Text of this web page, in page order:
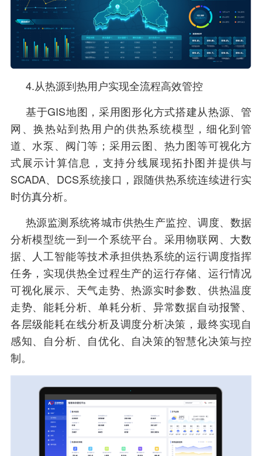
4.从热源到热用户实现全流程高效管控
基于GIS地图，采用图形化方式搭建从热源、管
网、换热站到热用户的供热系统模型，细化到管
道、水泵、阀门等；采用云图、热力图等可视化方
式展示计算信息，支持分线展现拓扑图并提供与
SCADA、DCS系统接口，跟随供热系统连续进行实
时仿真分析。
热源监测系统将城市供热生产监控、调度、数据
分析模型统一到一个系统平台。采用物联网、大数
据、人工智能等技术承担供热系统的运行调度指挥
任务，实现供热全过程生产的运行存储、运行情况
可视化展示、天气走势、热源实时参数、供热温度
走势、能耗分析、单耗分析、异常数据自动报警、
各层级能耗在线分析及调度分析决策，最终实现自
感知、自分析、自优化、自决策的智慧化决策与控
制。